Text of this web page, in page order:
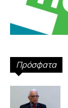
Πρόσφατα